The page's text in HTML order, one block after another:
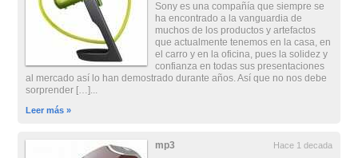
Sony es una compañía que siempre se
ha encontrado a la vanguardia de
muchos de los productos y artefactos
que actualmente tenemos en la casa, en
el carro y en la oficina, pues la solidez y
confianza en todas sus presentaciones
al mercado así lo han demostrado durante años. Así que no nos debe
sorprender […]...
Leer más »
mp3 Hace 1 decada